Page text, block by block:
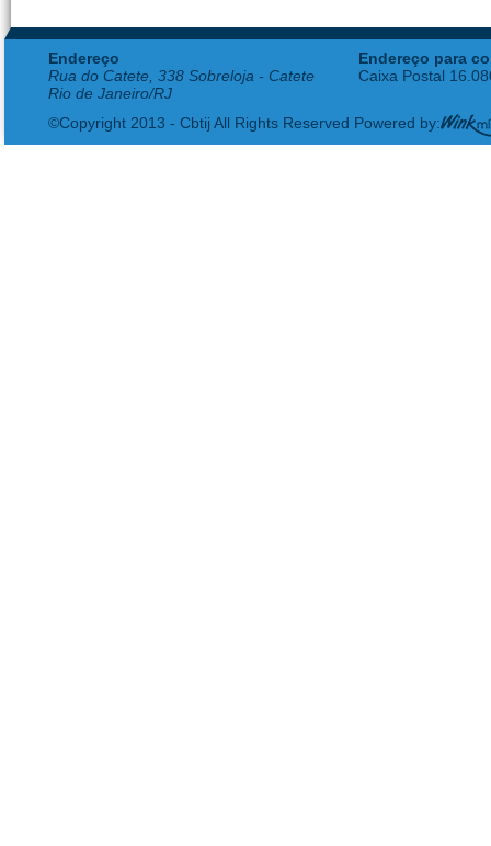
Endereço
Rua do Catete, 338 Sobreloja - Catete
Rio de Janeiro/RJ
Endereço para
Caixa Postal
©Copyright 2013 - Cbtij All Rights Reserved Powered by: